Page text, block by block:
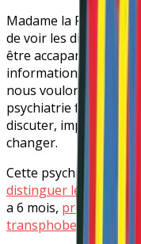
Madame la Première
de voir les
être accaparées par
informations. La
nous voulons
psychiatrie française
discuter, impossible
changer.
Cette psychiatrie , qui,
distinguer les vrais
a 6 mois, propageait
transphobes dans un